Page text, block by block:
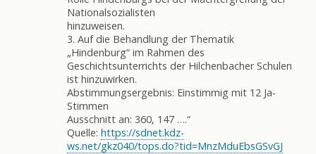
Nationalsozialisten
hinzuweisen.
3. Auf die Behandlung der Thematik
„Hindenburg“ im Rahmen des
Geschichtsunterrichts der Hilchenbacher Schulen
ist hinzuwirken.
Abstimmungsergebnis: Einstimmig mit 12 Ja-
Stimmen
Ausschnitt an: 360, 147 ….“
Quelle: https://sdnet.kdz-
ws.net/gkz040/tops.do?tid=MnzMduEbsGSvGJ